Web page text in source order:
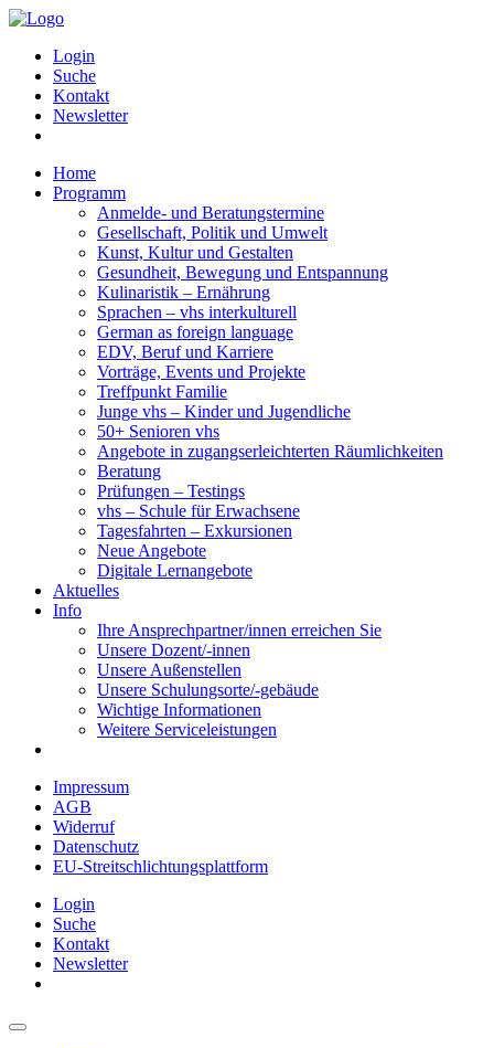
Login
Suche
Kontakt
Newsletter
Home
Programm
Anmelde- und Beratungstermine
Gesellschaft, Politik und Umwelt
Kunst, Kultur und Gestalten
Gesundheit, Bewegung und Entspannung
Kulinaristik – Ernährung
Sprachen – vhs interkulturell
German as foreign language
EDV, Beruf und Karriere
Vorträge, Events und Projekte
Treffpunkt Familie
Junge vhs – Kinder und Jugendliche
50+ Senioren vhs
Angebote in zugangserleichterten Räumlichkeiten
Beratung
Prüfungen – Testings
vhs – Schule für Erwachsene
Tagesfahrten – Exkursionen
Neue Angebote
Digitale Lernangebote
Aktuelles
Info
Ihre Ansprechpartner/innen erreichen Sie
Unsere Dozent/-innen
Unsere Außenstellen
Unsere Schulungsorte/-gebäude
Wichtige Informationen
Weitere Serviceleistungen
Impressum
AGB
Widerruf
Datenschutz
EU-Streitschlichtungsplattform
Login
Suche
Kontakt
Newsletter